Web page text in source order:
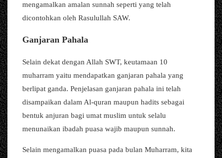
mengamalkan amalan sunnah seperti yang telah
dicontohkan oleh Rasulullah SAW.
Ganjaran Pahala
Selain dekat dengan Allah SWT, keutamaan 10
muharram yaitu mendapatkan ganjaran pahala yang
berlipat ganda. Penjelasan ganjaran pahala ini telah
disampaikan dalam Al-quran maupun hadits sebagai
bentuk anjuran bagi umat muslim untuk selalu
menunaikan ibadah puasa wajib maupun sunnah.
Selain mengamalkan puasa pada bulan Muharram, kita